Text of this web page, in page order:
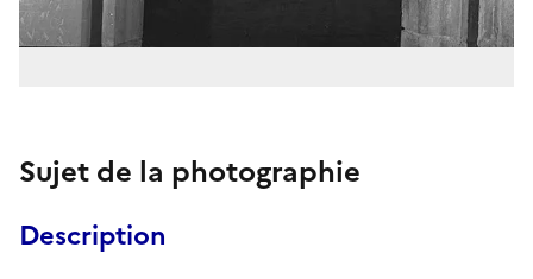
Sujet de la photographie
Description